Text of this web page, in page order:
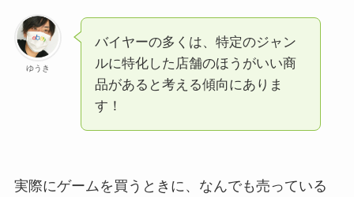
ゆうき
バイヤーの多くは、特定のジャン
ルに特化した店舗のほうがいい商
品があると考える傾向にありま
す！
実際にゲームを買うときに、なんでも売っている